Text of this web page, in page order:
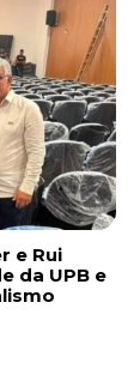
e Rui
da UPB e